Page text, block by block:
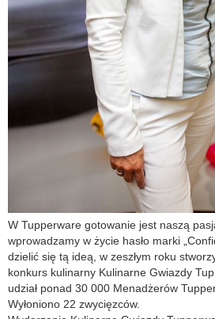
W Tupperware gotowanie jest naszą
wprowadzamy w życie hasło marki
dzielić się tą ideą, w zeszłym roku
konkurs kulinarny Kulinarne Gwiazdy
udział ponad 30 000 Menadżerów
Wyłoniono 22 zwycięzców.